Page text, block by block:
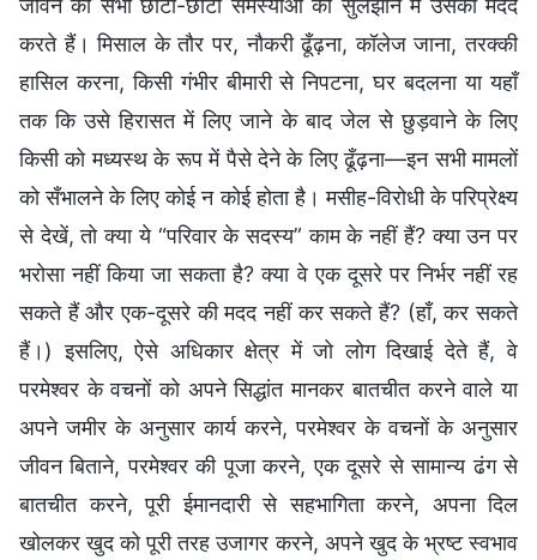
जीवन की सभी छोटी-छोटी समस्याओं को सुलझाने में उसकी मदद
करते हैं। मिसाल के तौर पर, नौकरी ढूँढ़ना, कॉलेज जाना, तरक्की
हासिल करना, किसी गंभीर बीमारी से निपटना, घर बदलना या यहाँ
तक कि उसे हिरासत में लिए जाने के बाद जेल से छुड़वाने के लिए
किसी को मध्यस्थ के रूप में पैसे देने के लिए ढूँढ़ना—इन सभी मामलों
को सँभालने के लिए कोई न कोई होता है। मसीह-विरोधी के परिप्रेक्ष्य
से देखें, तो क्या ये “परिवार के सदस्य” काम के नहीं हैं? क्या उन पर
भरोसा नहीं किया जा सकता है? क्या वे एक दूसरे पर निर्भर नहीं रह
सकते हैं और एक-दूसरे की मदद नहीं कर सकते हैं? (हाँ, कर सकते
हैं।) इसलिए, ऐसे अधिकार क्षेत्र में जो लोग दिखाई देते हैं, वे
परमेश्वर के वचनों को अपने सिद्धांत मानकर बातचीत करने वाले या
अपने जमीर के अनुसार कार्य करने, परमेश्वर के वचनों के अनुसार
जीवन बिताने, परमेश्वर की पूजा करने, एक दूसरे से सामान्य ढंग से
बातचीत करने, पूरी ईमानदारी से सहभागिता करने, अपना दिल
खोलकर खुद को पूरी तरह उजागर करने, अपने खुद के भ्रष्ट स्वभाव